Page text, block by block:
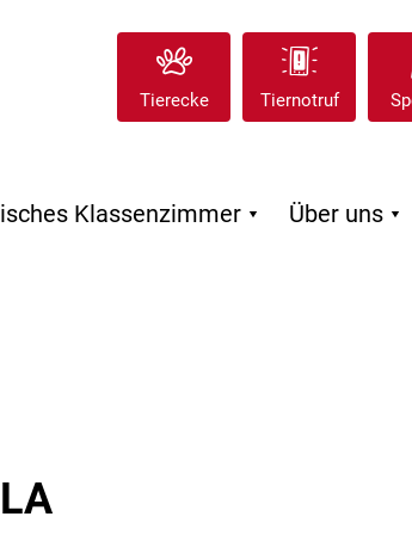
Tierecke Tiernotruf
Klassenzimmer  Über uns 